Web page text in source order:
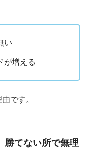
い
が増える
です。
勝てない所で無理